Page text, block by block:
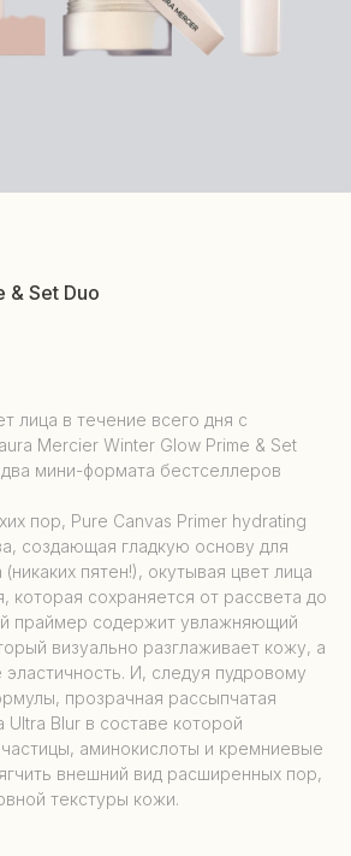
& Set Duo
лица в течение всего дня с
Mercier Winter Glow Prime & Set
мини-формата бестселлеров
пор, Pure Canvas Primer hydrating
создающая гладкую основу для
пятен!), окутывая цвет лица
которая сохраняется от рассвета до
праймер содержит увлажняющий
визуально разглаживает кожу, а
И, следуя пудровому
прозрачная рассыпчатая
Blur в составе которой
аминокислоты и кремниевые
внешний вид расширенных пор,
текстуры кожи.